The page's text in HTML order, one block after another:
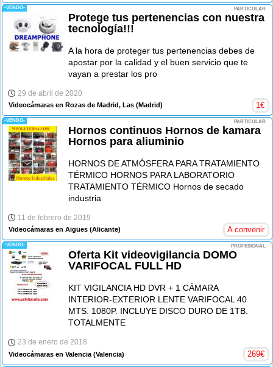
-VENDO- PARTICULAR
Protege tus pertenencias con nuestra
tecnología!!!
A la hora de proteger tus pertenencias debes de
apostar por la calidad y el buen servicio que te
vayan a prestar los pro
29 de abril de 2020
Videocámaras en Rozas de Madrid, Las (Madrid) 1€
-VENDO- PARTICULAR
Hornos continuos Hornos de kamara
Hornos para aliuminio
HORNOS DE ATMÓSFERA PARA TRATAMIENTO
TÉRMICO HORNOS PARA LABORATORIO
TRATAMIENTO TÉRMICO Hornos de secado
industria
11 de febrero de 2019
Videocámaras en Aigües (Alicante) A convenir
-VENDO- PROFESIONAL
Oferta Kit videovigilancia DOMO
VARIFOCAL FULL HD
KIT VIGILANCIA HD DVR + 1 CÁMARA
INTERIOR-EXTERIOR LENTE VARIFOCAL 40
MTS. 1080P. INCLUYE DISCO DURO DE 1TB.
TOTALMENTE
23 de enero de 2018
Videocámaras en Valencia (Valencia) 269€